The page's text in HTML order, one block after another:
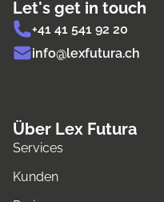
Let's get in touch
+41 41 541 92 20
info@lexfutura.ch
Über Lex Futura
Services
Kunden